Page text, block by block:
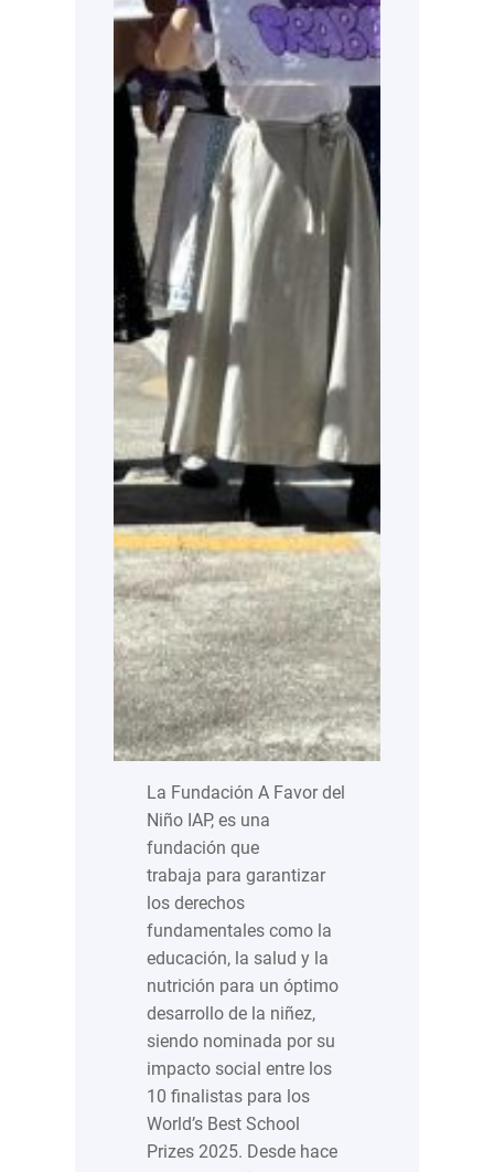
La Fundación A Favor del
Niño IAP, es una
fundación que
trabaja para garantizar
los derechos
fundamentales como la
educación, la salud y la
nutrición para un óptimo
desarrollo de la niñez,
siendo nominada por su
impacto social entre los
10 finalistas para los
World’s Best School
Prizes 2025. Desde hace